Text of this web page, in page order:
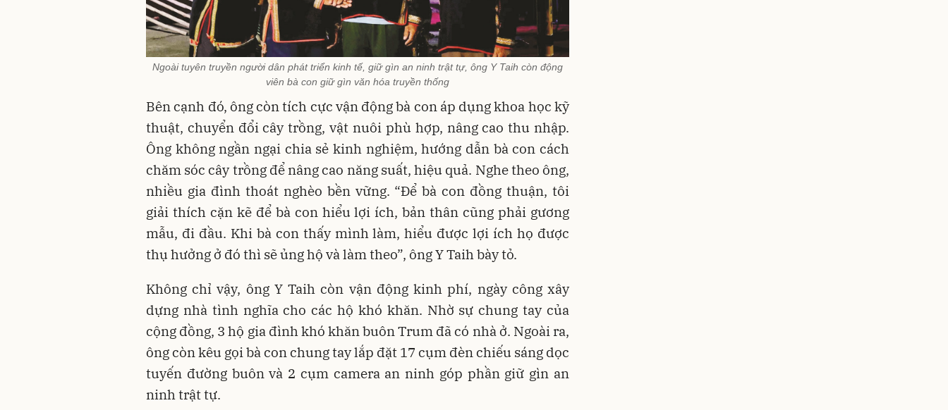
Ngoài tuyên truyền người dân phát triển kinh tế, giữ gìn an ninh trật tự, ông Y Taih còn động
viên bà con giữ gìn văn hóa truyền thống
Bên cạnh đó, ông còn tích cực vận động bà con áp dụng khoa học kỹ
thuật, chuyển đổi cây trồng, vật nuôi phù hợp, nâng cao thu nhập.
Ông không ngần ngại chia sẻ kinh nghiệm, hướng dẫn bà con cách
chăm sóc cây trồng để nâng cao năng suất, hiệu quả. Nghe theo ông,
nhiều gia đình thoát nghèo bền vững. “Để bà con đồng thuận, tôi
giải thích cặn kẽ để bà con hiểu lợi ích, bản thân cũng phải gương
mẫu, đi đầu. Khi bà con thấy mình làm, hiểu được lợi ích họ được
thụ hưởng ở đó thì sẽ ủng hộ và làm theo”, ông Y Taih bày tỏ.
Không chỉ vậy, ông Y Taih còn vận động kinh phí, ngày công xây
dựng nhà tình nghĩa cho các hộ khó khăn. Nhờ sự chung tay của
cộng đồng, 3 hộ gia đình khó khăn buôn Trum đã có nhà ở. Ngoài ra,
ông còn kêu gọi bà con chung tay lắp đặt 17 cụm đèn chiếu sáng dọc
tuyến đường buôn và 2 cụm camera an ninh góp phần giữ gìn an
ninh trật tự.